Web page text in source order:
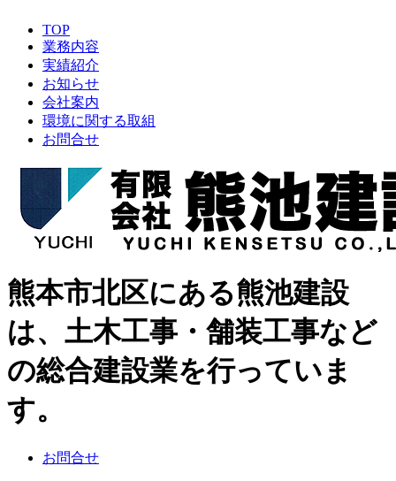
TOP
業務内容
実績紹介
お知らせ
会社案内
環境に関する取組
お問合せ
熊本市北区にある熊池建設
は、土木工事・舗装工事など
の総合建設業を行っていま
す。
お問合せ